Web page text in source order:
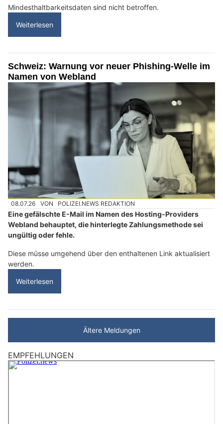
Mindesthaltbarkeitsdaten sind nicht betroffen.
Weiterlesen
Schweiz: Warnung vor neuer Phishing-Welle im
Namen von Webland
08.07.26 VON POLIZEI.NEWS REDAKTION
Eine gefälschte E-Mail im Namen des Hosting-Providers
Webland behauptet, die hinterlegte Zahlungsmethode sei
ungültig oder fehle.
Diese müsse umgehend über den enthaltenen Link aktualisiert
werden.
Weiterlesen
Ältere Meldungen
EMPFEHLUNGEN